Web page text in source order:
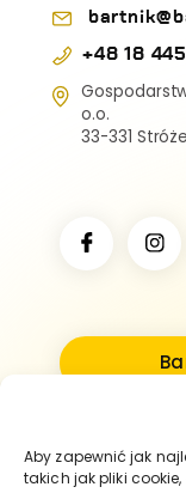
wyrażenia zgody lub
wpłynąć na niektóre
+48 18
o.o.
33-331